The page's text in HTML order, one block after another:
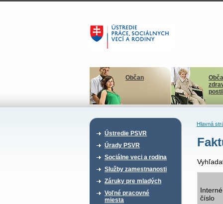
Občan
Ústredie PSVR
Úrady PSVR
Sociálne veci a rodina
Služby zamestnanosti
Záruky pre mladých
Voľné pracovné
miesta
Hlavná
Interné
číslo